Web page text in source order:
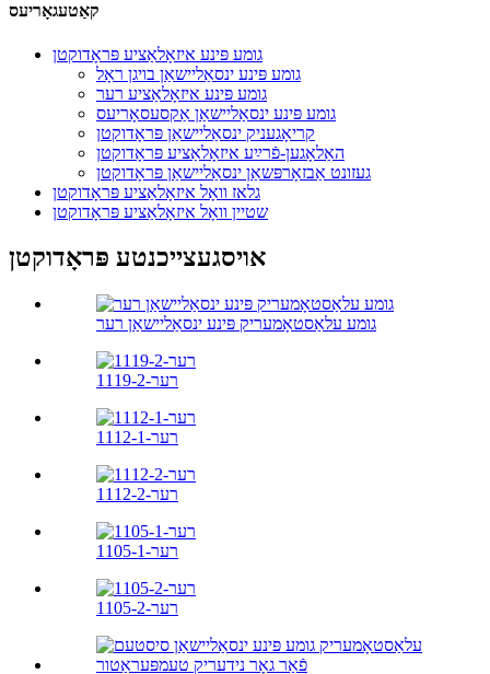
קאַטעגאָריעס
גומע פּינע איזאָלאַציע פּראָדוקטן
גומע פּינע ינסאַליישאַן בויגן ראָל
גומע פּינע איזאָלאַציע רער
גומע פּינע ינסאַליישאַן אַקסעסאָריעס
קריאָגעניק ינסאַליישאַן פּראָדוקטן
האַלאָגען-פֿרײַע איזאָלאַציע פּראָדוקטן
געזונט אַבזאָרפּשאַן ינסאַליישאַן פּראָדוקטן
גלאז וואָל איזאָלאַציע פּראָדוקטן
שטיין וואָל איזאָלאַציע פּראָדוקטן
אויסגעצייכנטע פּראָדוקטן
גומע עלאַסטאָמעריק פּינע ינסאַליישאַן רער
רער-1119-2
רער-1112-1
רער-1112-2
רער-1105-1
רער-1105-2